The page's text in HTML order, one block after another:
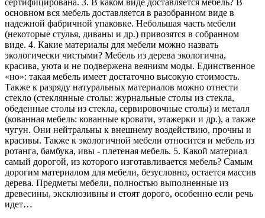
основном вся мебель доставляется в разобранном виде в
надежной фабричной упаковке. Небольшая часть мебели
(некоторые стулья, диваны и др.) привозятся в собранном
виде. 4. Какие материалы для мебели можно назвать
экологически чистыми? Мебель из дерева экологична,
красива, уюта и не подвержена веяниям моды. Единственное
«но»: такая мебель имеет достаточно высокую стоимость.
Также к разряду натуральных материалов можно отнести
стекло (стеклянные столы: журнальные столы из стекла,
обеденные столы из стекла, сервировочные столы) и металл
(кованная мебель: кованные кровати, этажерки и др.), а также
чугун. Они нейтральны к внешнему воздействию, прочны и
красивы. Также к экологичной мебели относится и мебель из
ротанга, бамбука, ивы - плетеная мебель. 5. Какой материал
самый дорогой, из которого изготавливается мебель? Самым
дорогим материалом для мебели, безусловно, остается массив
дерева. Предметы мебели, полностью выполненные из
древесины, эксклюзивны и стоят дорого, особенно если речь
идет…